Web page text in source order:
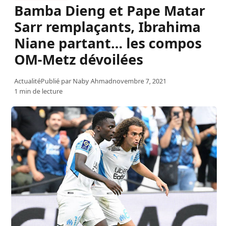
Bamba Dieng et Pape Matar
Sarr remplaçants, Ibrahima
Niane partant… les compos
OM-Metz dévoilées
ActualitéPublié par Naby Ahmadnovembre 7, 2021
1 min de lecture